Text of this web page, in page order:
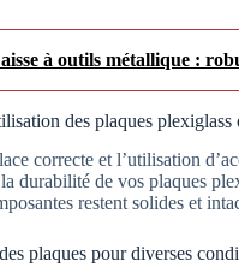
à outils métallique :
des plaques
correcte et l’utilisation
durabilité de vos plaques
restent solides et
plaques pour diverses